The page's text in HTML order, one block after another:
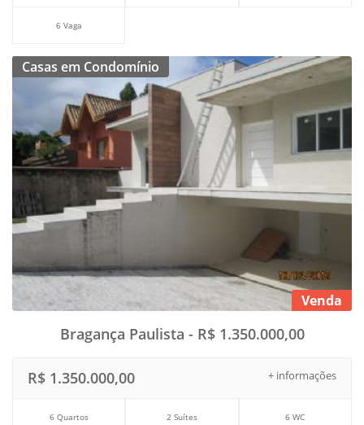
6 Vaga
Casas em Condomínio
Venda
Bragança Paulista - R$ 1.350.000,00
+ informações
R$ 1.350.000,00
6 Quartos 2 Suítes 6 WC